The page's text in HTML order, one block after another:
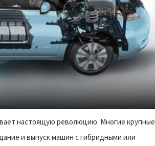
настоящую революцию. Многие крупные
и выпуск машин с гибридными или